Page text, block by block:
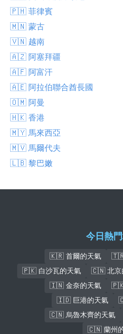
🇵🇭 菲律賓
🇲🇳 蒙古
🇻🇳 越南
🇦🇿 阿塞拜疆
🇦🇫 阿富汗
🇦🇪 阿拉伯聯合酋長國
🇴🇲 阿曼
🇭🇰 香港
🇲🇾 馬來西亞
🇲🇻 馬爾代夫
🇱🇧 黎巴嫩
今日熱
🇰🇷 首爾的天氣
🇹🇷
🇵🇰 白沙瓦的天氣
🇨🇳 北京
🇮🇳 金奈的天氣
🇵🇰
🇮🇩 巨港的天氣
🇨🇳 烏魯木齊的天氣
🇨🇳 蘭州